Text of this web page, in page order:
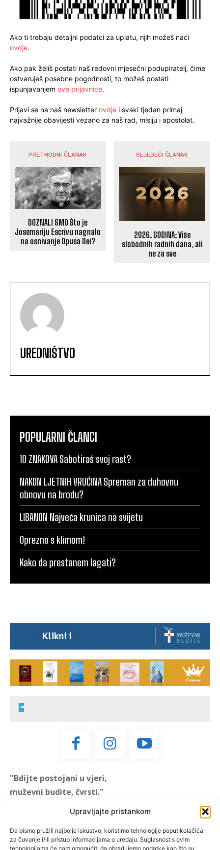
Upravljajte pristankom
Da bismo pružili najbolje iskustvo, koristimo tehnologije poput kolačića
za čuvanje i/ili pristup informacijama o uređaju. Suglasnost s ovim
tehnologijama će nam omogućiti da obrađujemo podatke kao što su
Ako ti trebaju detaljni podatci za uplatu, njih možeš naći
ovdje.
Ako pak želiš postati naš redovni mjesečni podupiratelj, čime
ostvaruješ posebne pogodnosti, to možeš postati
ispunjavanjem ove prijavnice.
Prijavi se na naš newsletter ovdje i svaki tjedan primaj
najvažnije obavijesti vezano za naš rad, misiju i apostolat.
PRETHODNI ČLANAK
DOZNALI SMO Što je
Josemariju Escrivu nagnalo
na osnivanje Opusa Dei?
SLJEDEĆI ČLANAK
2026. GODINA: Više
slobodnih radnih dana, ali
ne za sve
UREDNIŠTVO
POPULARNI ČLANCI
10 ZNAKOVA Sabotiraš svoj rast?
NAKON LJETNIH VRUĆINA Spreman za duhovnu
obnovu na brodu?
LIBANON Najveća krunica na svijetu
Oprezno s klimom!
Kako da prestanem lagati?
"Bdijte postojani u vjeri,
muževni budite, čvrsti."
"Muževni budite" prvi je
hrvatski portal za katoličke